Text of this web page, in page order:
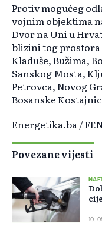
Protiv mogućeg
vojnim objektima
Dvor na Uni u
blizini tog prostora
Kladuše, Bužima,
Sanskog Mosta,
Petrovca, Novog
Bosanske
Energetika.ba /
Povezane vijesti
10.